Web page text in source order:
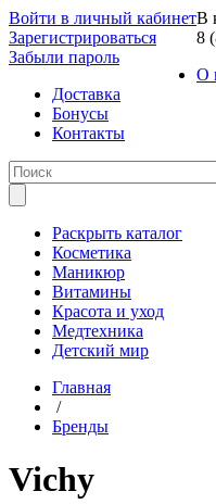
Войти в личный кабинет
Зарегистрироваться
Забыли пароль
В
8
О
Доставка
Бонусы
Контакты
Раскрыть каталог
Косметика
Маникюр
Витамины
Красота и уход
Медтехника
Детский мир
Главная
/
Бренды
Vichy